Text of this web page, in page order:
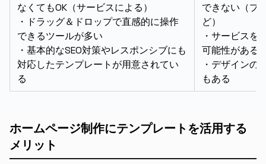
なくてもOK（サービスによる）
・ドラッグ＆ドロップで直感的に操作
できるツールが多い
・基本的なSEO対策やレスポンシブにも
対応したテンプレートが用意されてい
る
できない（プ
ど）
・サービスを
可能性がある
・デザインの
もある
ホームページ制作にテンプレートを活用する
メリット